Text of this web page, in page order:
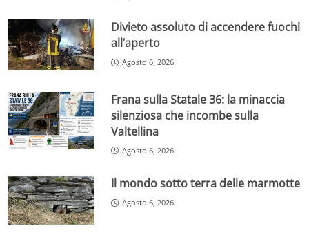
Divieto assoluto di accendere fuochi
all’aperto
Agosto 6, 2026
Frana sulla Statale 36: la minaccia
silenziosa che incombe sulla
Valtellina
Agosto 6, 2026
Il mondo sotto terra delle marmotte
Agosto 6, 2026